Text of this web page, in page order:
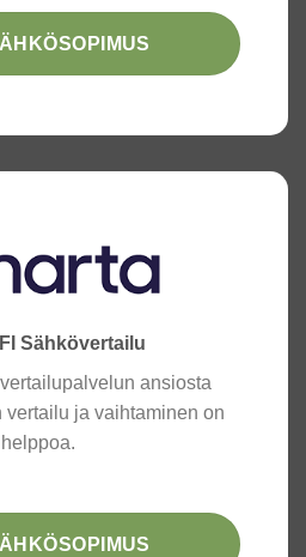
Sähkövertailu
ansiosta
vertailu ja vaihtaminen on
helppoa.